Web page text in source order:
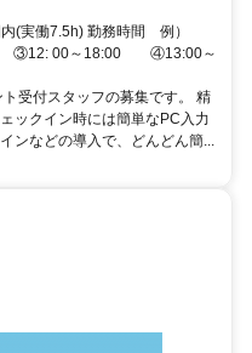
(実働7.5h) 勤務時間 例）
00～18:00 ④13:00～
受付スタッフの募集です。 精
ックイン時には簡単なPC入力
ンなどの導入で、どんどん簡...